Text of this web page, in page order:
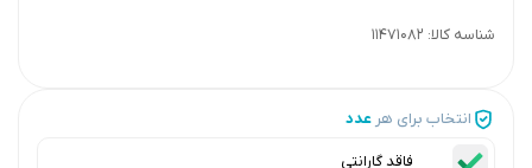
شناسه کالا: 11471082
انتخاب برای هر عدد
فاقد گارانتی